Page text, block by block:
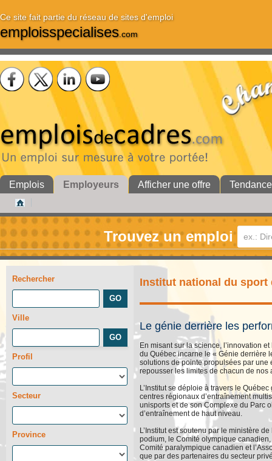
Ce site fait partie du réseau de sites d'emploi
emploisspecialises.com
Emplois Employeurs Afficher une offre
Trouvez un emploi
Rechercher
Ville
Profil
Secteur
Province
Institut national du sport
Le génie derrière les
En misant sur la science, l’innovation
du Québec incarne le « Génie derrière
solutions de pointe propulsées par une
repousser les limites de chacun de nos
L’Institut se déploie à travers le
centres régionaux d’entraînement
unisports et de son Complexe du Parc
d’entraînement de haut niveau.
L’Institut est soutenu par le ministère
podium, le Comité olympique
Comité paralympique canadien et
que par des partenaires du secteur